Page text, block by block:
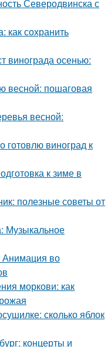
Северодвинска с
как сохранить
винограда осенью:
весной: пошаговая
весной:
готовлю виноград к
к зиме в
полезные советы от
Музыкальное
Анимация во
моркови: как
сколько яблок
концерты и